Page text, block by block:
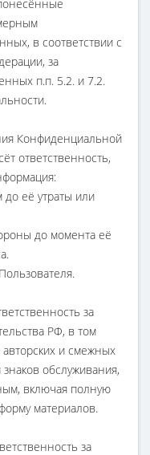
в соответствии с
за
п.п. 5.2. и 7.2.
Конфиденциальной
ответственность,
её утраты или
до момента её
за
РФ, в том
и смежных
обслуживания,
включая полную
материалов.
за